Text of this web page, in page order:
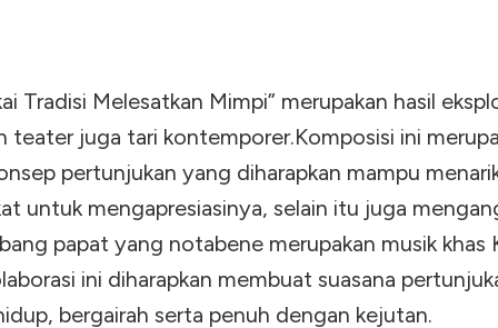
Tradisi Melesatkan Mimpi” merupakan hasil
teater juga tari kontemporer.Komposisi ini
pertunjukan yang diharapkan mampu
untuk mengapresiasinya, selain itu juga
papat yang notabene merupakan musik khas
ini diharapkan membuat suasana
bergairah serta penuh dengan kejutan.